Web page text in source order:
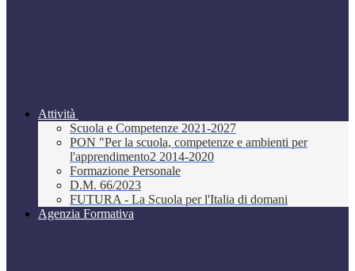
Attività
Scuola e Competenze 2021-2027
PON "Per la scuola, competenze e ambienti per
l'apprendimento2 2014-2020
Formazione Personale
D.M. 66/2023
FUTURA - La Scuola per l'Italia di domani
Agenzia Formativa